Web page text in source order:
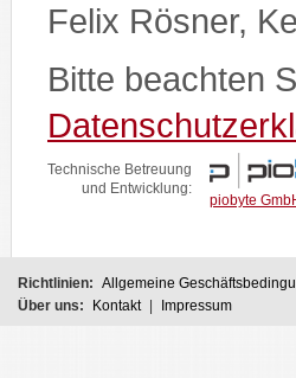
Felix Rösner,
Bitte beachten
Technische Betreuung
und Entwicklung:
piobyte
Richtlinien: Allgemeine
Über uns:
Kontakt Impressum